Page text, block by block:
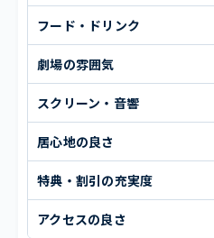
フード・ドリンク
劇場の雰囲気
スクリーン・音響
居心地の良さ
特典・割引の充実度
アクセスの良さ